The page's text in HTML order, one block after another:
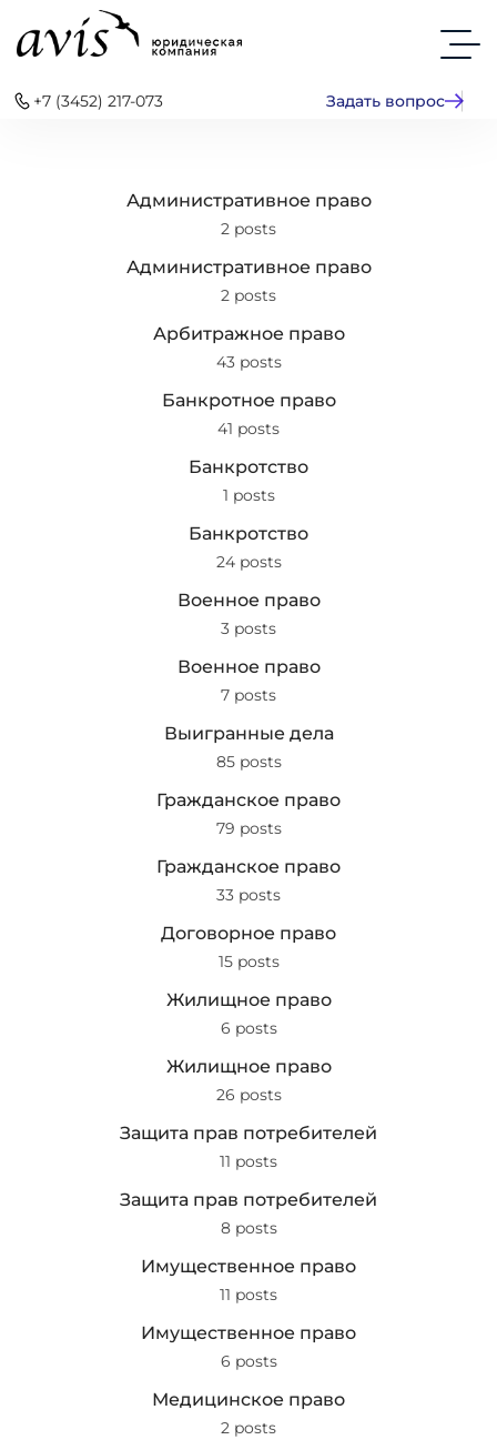
+7 (3452) 217-073 Задать вопрос
Административное право
2 posts
Административное право
2 posts
Арбитражное право
43 posts
Банкротное право
41 posts
Банкротство
1 posts
Банкротство
24 posts
Военное право
3 posts
Военное право
7 posts
Выигранные дела
85 posts
Гражданское право
79 posts
Гражданское право
33 posts
Договорное право
15 posts
Жилищное право
6 posts
Жилищное право
26 posts
Защита прав потребителей
11 posts
Защита прав потребителей
8 posts
Имущественное право
11 posts
Имущественное право
6 posts
Медицинское право
2 posts